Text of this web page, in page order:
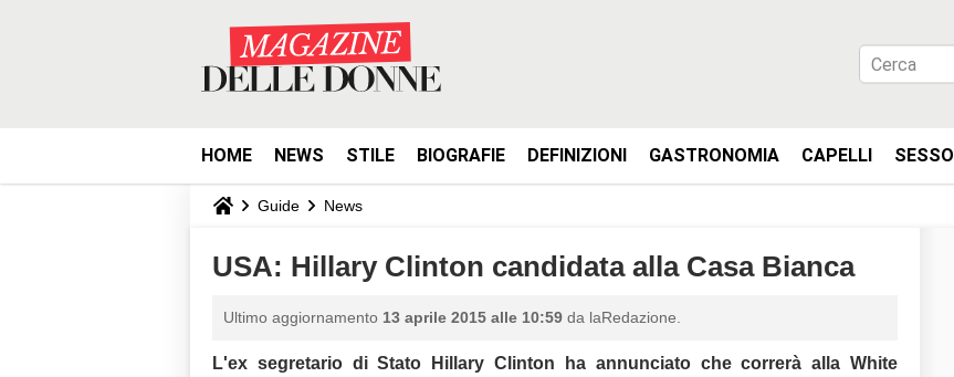
HOME NEWS STILE BIOGRAFIE DEFINIZIONI GASTRONOMIA CAPELLI SESSO
Guide News
USA: Hillary Clinton candidata alla Casa Bianca
Ultimo aggiornamento 13 aprile 2015 alle 10:59 da laRedazione.
L'ex segretario di Stato Hillary Clinton
ha annunciato che correrà alla White